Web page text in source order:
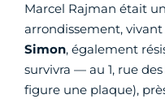
Marcel Rajman était
arrondissement,
Simon, également
survivra — au 1, rue
figure une plaque),